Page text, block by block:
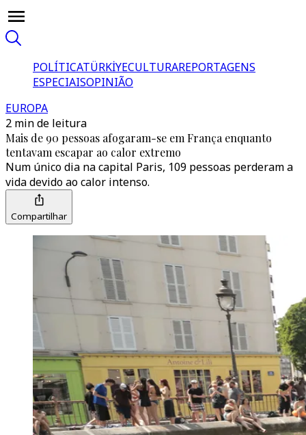
POLÍTICATÜRKİYECULTURAREPORTAGENS
ESPECIAISOPINIÃO
EUROPA
2 min de leitura
Mais de 90 pessoas afogaram-se em França enquanto
tentavam escapar ao calor extremo
Num único dia na capital Paris, 109 pessoas perderam a
vida devido ao calor intenso.
Compartilhar